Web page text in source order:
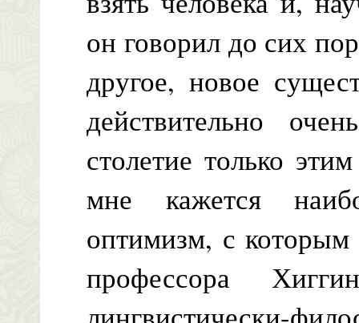
он говорил до сих
другое, новое
действительно
столетие только
мне кажется
оптимизм, с которым
профессора